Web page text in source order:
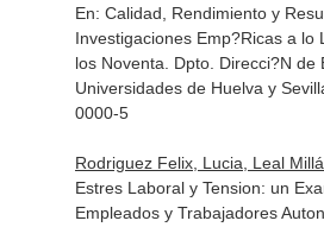
En: Calidad, Rendimiento y
Investigaciones Emp?Ricas a lo
los Noventa . Dpto. Direcci?N
Universidades de Huelva y
0000-5
Rodriguez Felix, Lucia, Leal
Estres Laboral y Tension: un
Empleados y Trabajadores